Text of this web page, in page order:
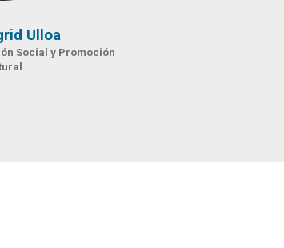
Ulloa
Social y Promoción